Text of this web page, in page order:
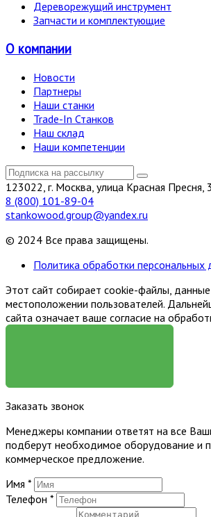
Дереворежущий инструмент
Запчасти и комплектующие
О компании
Новости
Партнеры
Наши станки
Trade-In Станков
Наш склад
Наши компетенции
123022, г. Москва, улица Красная Пресня,
8 (800) 101-89-04
stankowood.group@yandex.ru
© 2024 Все права защищены.
Политика обработки персональных
Этот сайт собирает cookie-файлы,
местоположении пользователей.
сайта означает ваше согласие на
Заказать звонок
Менеджеры компании ответят на все
подберут необходимое оборудование и
коммерческое предложение.
Имя *
Телефон *